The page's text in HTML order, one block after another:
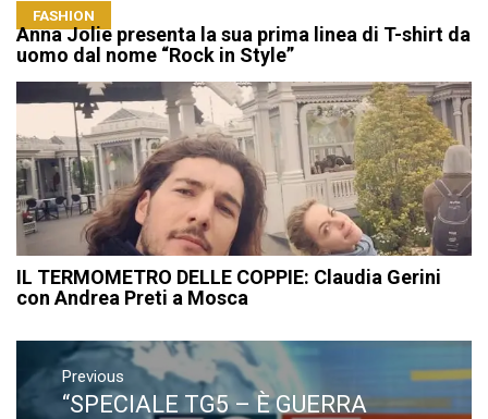
FASHION
Anna Jolie presenta la sua prima linea di T-shirt da
uomo dal nome “Rock in Style”
IL TERMOMETRO DELLE COPPIE: Claudia Gerini
con Andrea Preti a Mosca
Navigazione
articoli
Previous
Previous
“SPECIALE TG5 – È GUERRA